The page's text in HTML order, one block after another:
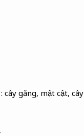
cây găng, mật cật, cây